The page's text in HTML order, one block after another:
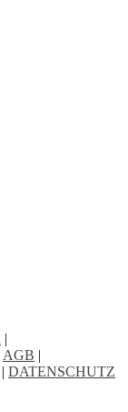
|
AGB |
| DATENSCHUTZ